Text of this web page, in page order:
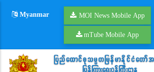
Myanmar MOI News Mobile App
mTube Mobile App